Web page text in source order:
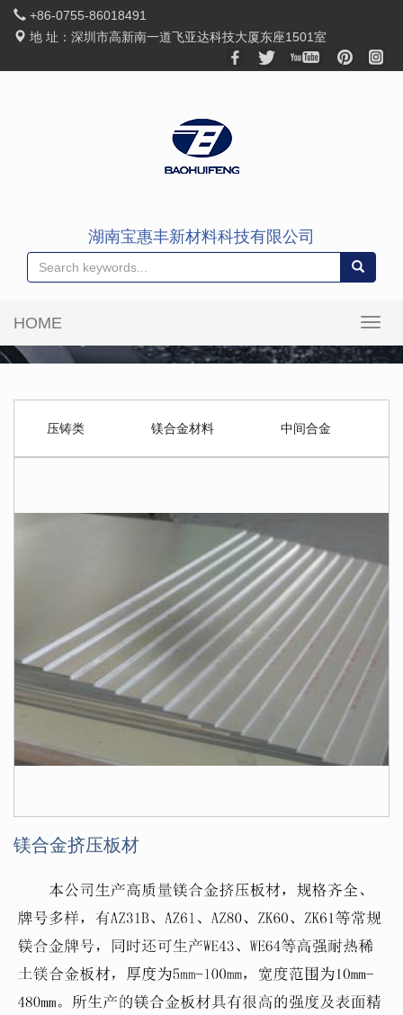
+86-0755-86018491
地 址：深圳市高新南一道飞亚达科技大厦东座1501室
湖南宝惠丰新材料科技有限公司
HOME
压铸类 镁合金材料 中间合金
镁合金挤压板材